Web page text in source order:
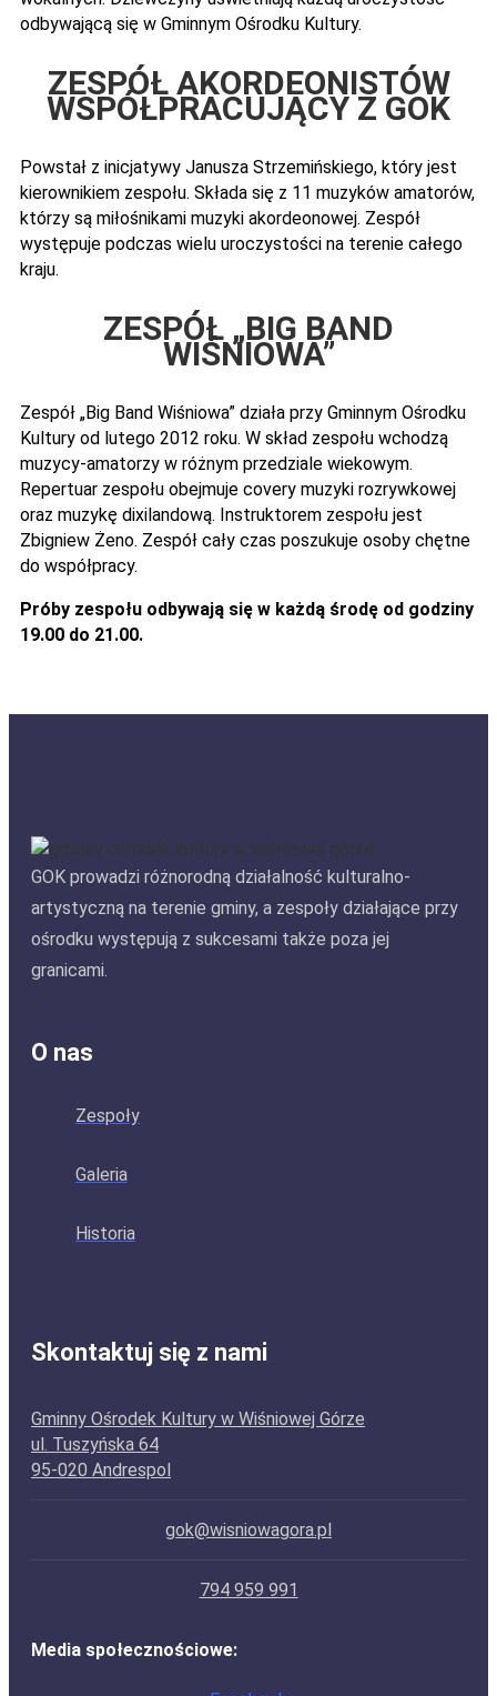
odbywającą się w Gminnym Ośrodku Kultury.
ZESPÓŁ AKORDEONISTÓW
WSPÓŁPRACUJĄCY Z GOK
Powstał z inicjatywy Janusza Strzemińskiego, który jest
kierownikiem zespołu. Składa się z 11 muzyków amatorów,
którzy są miłośnikami muzyki akordeonowej. Zespół
występuje podczas wielu uroczystości na terenie całego
kraju.
ZESPÓŁ „BIG BAND
WIŚNIOWA”
Zespół „Big Band Wiśniowa” działa przy Gminnym Ośrodku
Kultury od lutego 2012 roku. W skład zespołu wchodzą
muzycy-amatorzy w różnym przedziale wiekowym.
Repertuar zespołu obejmuje covery muzyki rozrywkowej
oraz muzykę dixilandową. Instruktorem zespołu jest
Zbigniew Żeno. Zespół cały czas poszukuje osoby chętne
do współpracy.
Próby zespołu odbywają się w każdą środę od godziny
19.00 do 21.00.
GOK prowadzi różnorodną działalność kulturalno-
artystyczną na terenie gminy, a zespoły działające przy
ośrodku występują z sukcesami także poza jej
granicami.
O nas
Zespoły
Galeria
Historia
Skontaktuj się z nami
Gminny Ośrodek Kultury w Wiśniowej Górze
ul. Tuszyńska 64
95-020 Andrespol
gok@wisniowagora.pl
794 959 991
Media społecznościowe: